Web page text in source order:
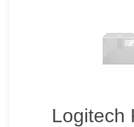
Logitech